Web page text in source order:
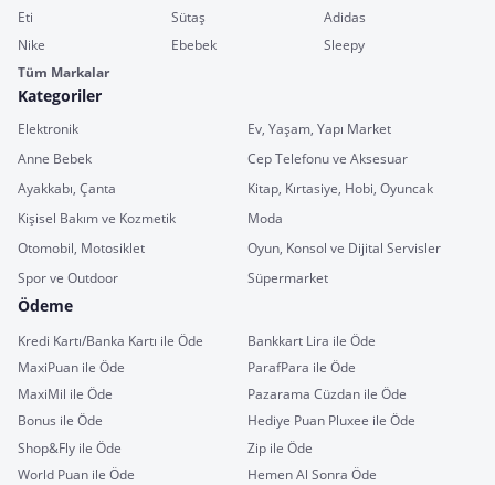
Eti
Sütaş
Adidas
Nike
Ebebek
Sleepy
Tüm Markalar
Kategoriler
Elektronik
Ev, Yaşam, Yapı Market
Anne Bebek
Cep Telefonu ve Aksesuar
Ayakkabı, Çanta
Kitap, Kırtasiye, Hobi, Oyuncak
Kişisel Bakım ve Kozmetik
Moda
Otomobil, Motosiklet
Oyun, Konsol ve Dijital Servisler
Spor ve Outdoor
Süpermarket
Ödeme
Kredi Kartı/Banka Kartı ile Öde
Bankkart Lira ile Öde
MaxiPuan ile Öde
ParafPara ile Öde
MaxiMil ile Öde
Pazarama Cüzdan ile Öde
Bonus ile Öde
Hediye Puan Pluxee ile Öde
Shop&Fly ile Öde
Zip ile Öde
World Puan ile Öde
Hemen Al Sonra Öde